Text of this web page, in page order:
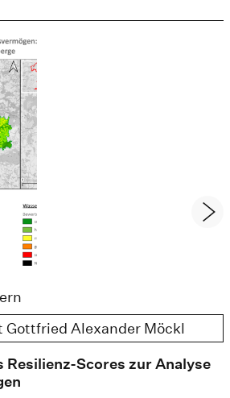
Resilienz-Scores zur Analyse
Gottfried Alexander Möckl